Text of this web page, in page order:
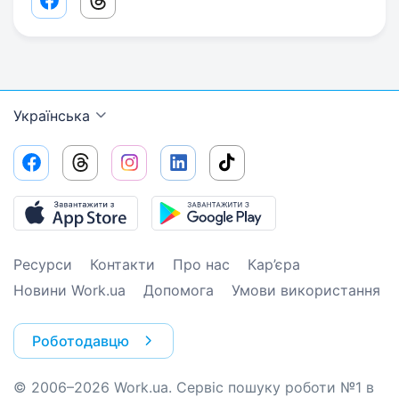
Facebook share link
Threads share link
Українська
Ресурси Контакти Про нас
Кар’єра
Новини Work.ua
Допомога Умови використання
Роботодавцю
© 2006–2026 Work.ua. Сервіс пошуку роботи №1 в